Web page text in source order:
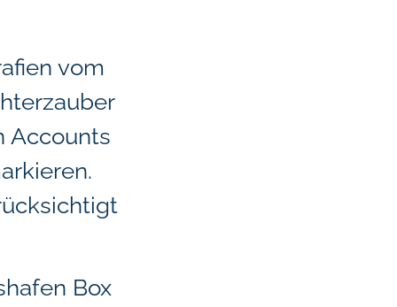
vom
Accounts
Box